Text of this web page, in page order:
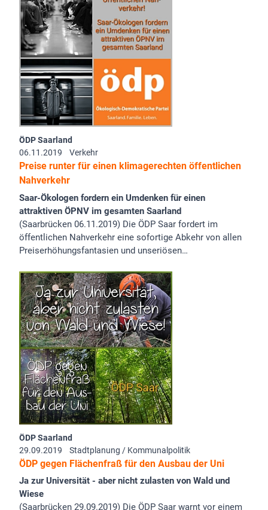
ÖDP Saarland
06.11.2019
Verkehr
Preise runter für einen klimagerechten öffentlichen
Nahverkehr
Saar-Ökologen fordern ein Umdenken für einen
attraktiven ÖPNV im gesamten Saarland
(Saarbrücken 06.11.2019) Die ÖDP Saar fordert im
öffentlichen Nahverkehr eine sofortige Abkehr von allen
Preiserhöhungsfantasien und unseriösen…
ÖDP Saarland
29.09.2019
Stadtplanung / Kommunalpolitik
ÖDP gegen Flächenfraß für den Ausbau der Uni
Ja zur Universität - aber nicht zulasten von Wald und
Wiese
(Saarbrücken 29.09.2019) Die ÖDP Saar warnt vor einem